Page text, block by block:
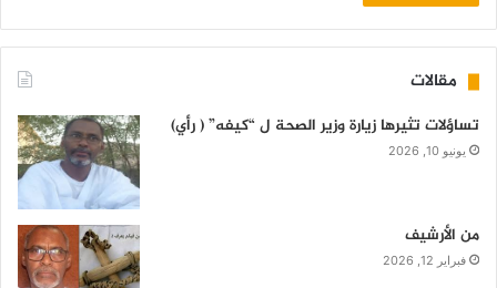
مقالات
تساؤلات تثيرها زيارة وزير الصحة ل “كيفه” ( رأي)
يونيو 10, 2026
من الأرشيف
فبراير 12, 2026